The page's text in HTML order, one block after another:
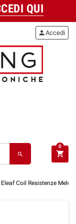
QUI
search
personAccedi
shopping_cart
0
Eleaf Coil Resistenze Melo